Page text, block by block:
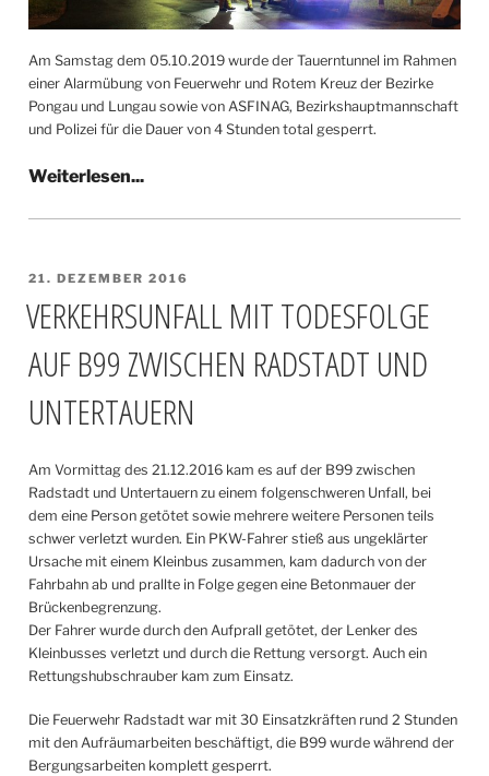
Am Samstag dem 05.10.2019 wurde der Tauerntunnel im Rahmen
einer Alarmübung von Feuerwehr und Rotem Kreuz der Bezirke
Pongau und Lungau sowie von ASFINAG, Bezirkshauptmannschaft
und Polizei für die Dauer von 4 Stunden total gesperrt.
VERÖFFENTLICHT
21. DEZEMBER 2016
VERKEHRSUNFALL MIT TODESFOLGE
AUF B99 ZWISCHEN RADSTADT UND
UNTERTAUERN
Am Vormittag des 21.12.2016 kam es auf der B99 zwischen
Radstadt und Untertauern zu einem folgenschweren Unfall, bei
dem eine Person getötet sowie mehrere weitere Personen teils
schwer verletzt wurden. Ein PKW-Fahrer stieß aus ungeklärter
Ursache mit einem Kleinbus zusammen, kam dadurch von der
Fahrbahn ab und prallte in Folge gegen eine Betonmauer der
Brückenbegrenzung.
Der Fahrer wurde durch den Aufprall getötet, der Lenker des
Kleinbusses verletzt und durch die Rettung versorgt. Auch ein
Rettungshubschrauber kam zum Einsatz.
Die Feuerwehr Radstadt war mit 30 Einsatzkräften rund 2 Stunden
mit den Aufräumarbeiten beschäftigt, die B99 wurde während der
Bergungsarbeiten komplett gesperrt.